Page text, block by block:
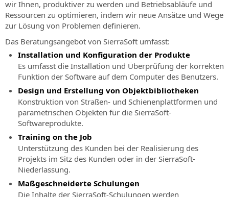
SierraSoft
Rails
Studio
BIM-
Software
Eisenbahn-
und
Straßenplanung
Roads
Design
Studio
BIM-
Software
BIM
Checking
Software-
Erweiterung
für
Informationsanalyse
und
-überprüfung
Aktivierungscodes
für
Produkte
und
anfordern
Technischer
Support
Merkmale
der
Serviceleistung
Technische
Unterstützung
anfordern
Kundenservice
Kundensupport
Kontakte
und
Vertriebsnetz
Nachrichten
und
Newsletter
Neueste
Nachrichten
von
SierraSoft
Veranstaltungen
Alle
Informationen
über
geplante
Veranstaltungen
Neuigkeiten,
Werbeaktionen
und
zu
Produkten,
Dienstleistungen
und
Aktivitäten
von
SierraSoft
informiert
direkt
online
Allgemeine
Vertragsbedingungen
Lesen
die
Allgemeinen
Geschäftsbedingungen
Akzeptierte
Zahlungsmethoden:
Portugûes
Deutsch
Français
wir Ihnen, produktiver zu werden und Betriebsabläufe und
Ressourcen zu optimieren, indem wir neue Ansätze und Wege
zur Lösung von Problemen definieren.
Das Beratungsangebot von SierraSoft umfasst:
Installation und Konfiguration der Produkte
Es umfasst die Installation und Überprüfung der korrekten
Funktion der Software auf dem Computer des Benutzers.
Design und Erstellung von Objektbibliotheken
Konstruktion von Straßen- und Schienenplattformen und
parametrischen Objekten für die SierraSoft-
Softwareprodukte.
Training on the Job
Unterstützung des Kunden bei der Realisierung des
Projekts im Sitz des Kunden oder in der SierraSoft-
Niederlassung.
Maßgeschneiderte Schulungen
Die Inhalte der SierraSoft-Schulungen werden